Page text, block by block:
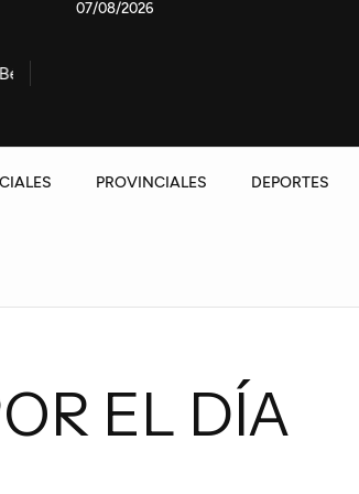
07/08/2026
PROVINCIALES DEPORTES
EL DÍA